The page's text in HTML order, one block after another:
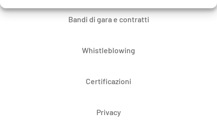
Bandi di gara e contratti
Whistleblowing
Certificazioni
Privacy